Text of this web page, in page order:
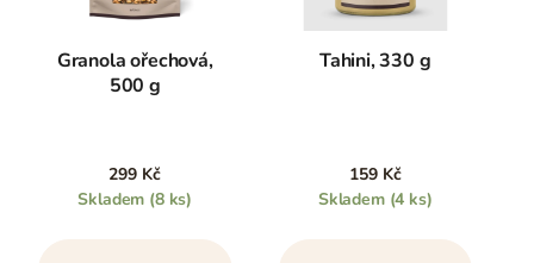
Granola ořechová,
500 g
299 Kč
Skladem (8 ks)
Tahini, 330 g
159 Kč
Skladem (4 ks)